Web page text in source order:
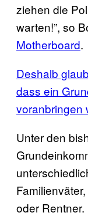
ziehen die
warten!”, so
Motherboard.
Deshalb
dass ein
voranbringen
Unter den
oder